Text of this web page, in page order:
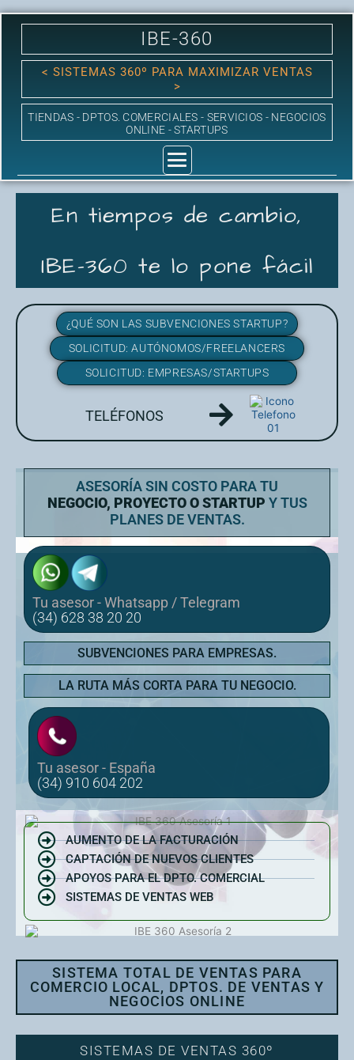
IBE-360
< SISTEMAS 360º PARA MAXIMIZAR VENTAS
>
TIENDAS - DPTOS. COMERCIALES - SERVICIOS - NEGOCIOS
ONLINE - STARTUPS
En tiempos de cambio,
IBE-360 te lo pone fácil
¿QUÉ SON LAS SUBVENCIONES STARTUP?
SOLICITUD: AUTÓNOMOS/FREELANCERS
SOLICITUD: EMPRESAS/STARTUPS
TELÉFONOS
ASESORÍA SIN COSTO PARA TU
NEGOCIO, PROYECTO O STARTUP Y TUS
PLANES DE VENTAS.
Tu asesor - Whatsapp / Telegram
(34) 628 38 20 20
SUBVENCIONES PARA EMPRESAS.
LA RUTA MÁS CORTA PARA TU NEGOCIO.
Tu asesor - España
(34) 910 604 202
AUMENTO DE LA FACTURACIÓN
CAPTACIÓN DE NUEVOS CLIENTES
APOYOS PARA EL DPTO. COMERCIAL
SISTEMAS DE VENTAS WEB
SISTEMA TOTAL DE VENTAS PARA
COMERCIO LOCAL, DPTOS. DE VENTAS Y
NEGOCIOS ONLINE
SISTEMAS DE VENTAS 360º